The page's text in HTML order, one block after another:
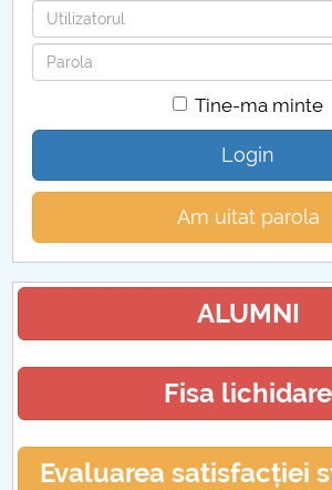
Utilizatorul
Parola
Tine-ma minte
Login
Am uitat parola
ALUMNI
Fisa lichidare
Evaluarea satisfacției